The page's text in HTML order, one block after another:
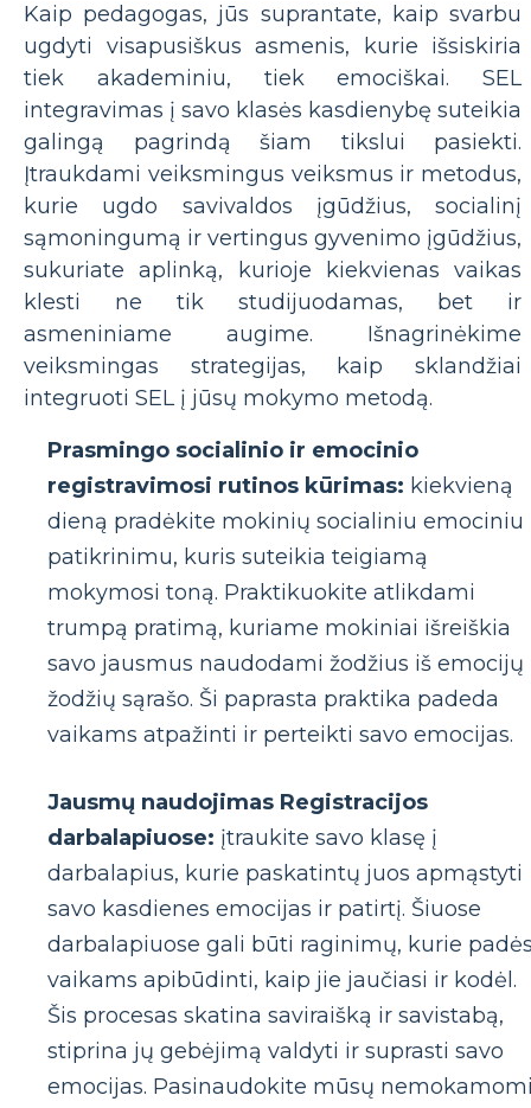
Kaip pedagogas, jūs suprantate, kaip svarbu
ugdyti visapusiškus asmenis, kurie išsiskiria
tiek akademiniu, tiek emociškai. SEL
integravimas į savo klasės kasdienybę suteikia
galingą pagrindą šiam tikslui pasiekti.
Įtraukdami veiksmingus veiksmus ir metodus,
kurie ugdo savivaldos įgūdžius, socialinį
sąmoningumą ir vertingus gyvenimo įgūdžius,
sukuriate aplinką, kurioje kiekvienas vaikas
klesti ne tik studijuodamas, bet ir
asmeniniame augime. Išnagrinėkime
veiksmingas strategijas, kaip sklandžiai
integruoti SEL į jūsų mokymo metodą.
Prasmingo socialinio ir emocinio
registravimosi rutinos kūrimas: kiekvieną
dieną pradėkite mokinių socialiniu emociniu
patikrinimu, kuris suteikia teigiamą
mokymosi toną. Praktikuokite atlikdami
trumpą pratimą, kuriame mokiniai išreiškia
savo jausmus naudodami žodžius iš emocijų
žodžių sąrašo. Ši paprasta praktika padeda
vaikams atpažinti ir perteikti savo emocijas.
Jausmų naudojimas Registracijos
darbalapiuose: įtraukite savo klasę į
darbalapius, kurie paskatintų juos apmąstyti
savo kasdienes emocijas ir patirtį. Šiuose
darbalapiuose gali būti raginimų, kurie
vaikams apibūdinti, kaip jie jaučiasi ir kodėl.
Šis procesas skatina saviraišką ir savistabą,
stiprina jų gebėjimą valdyti ir suprasti savo
emocijas. Pasinaudokite mūsų